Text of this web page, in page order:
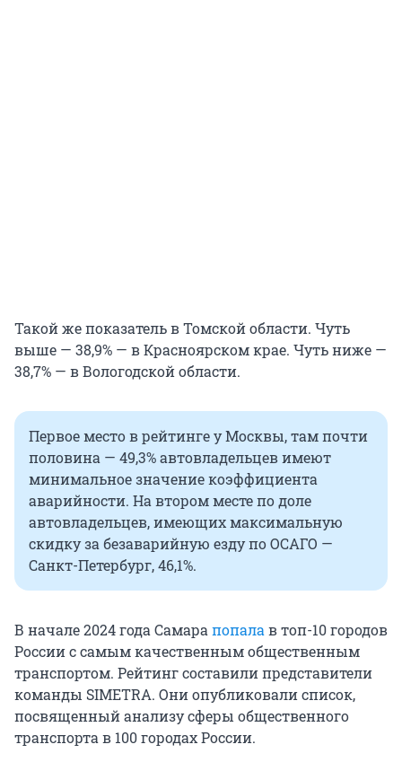
Такой же показатель в Томской области. Чуть
выше — 38,9% — в Красноярском крае. Чуть ниже —
38,7% — в Вологодской области.
Первое место в рейтинге у Москвы, там почти
половина — 49,3% автовладельцев имеют
минимальное значение коэффициента
аварийности. На втором месте по доле
автовладельцев, имеющих максимальную
скидку за безаварийную езду по ОСАГО —
Санкт-Петербург, 46,1%.
В начале 2024 года Самарапопалав топ-10 городов
России с самым качественным общественным
транспортом. Рейтинг составили представители
команды SIMETRA. Они опубликовали список,
посвященный анализу сферы общественного
транспорта в 100 городах России.